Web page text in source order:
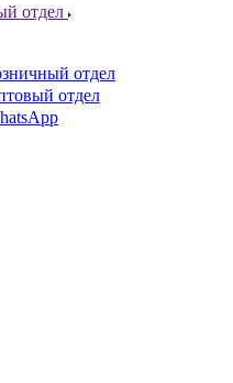
отдел
отдел
отдел